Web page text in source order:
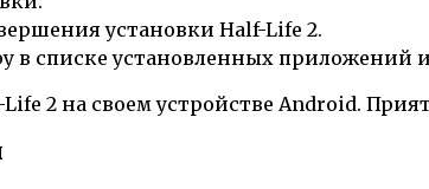
установки Half-Life 2.
списке установленных приложений и
2 на своем устройстве Android.